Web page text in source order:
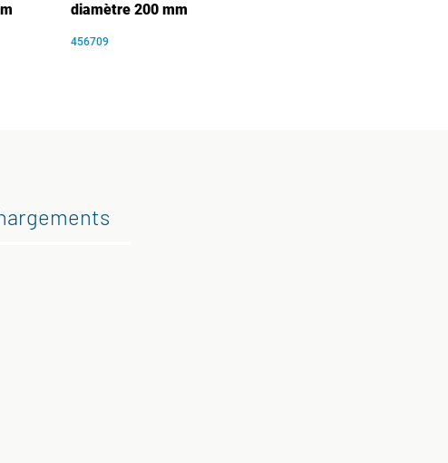
diamètre 200 mm
456709